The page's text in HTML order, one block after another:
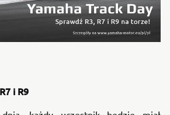
i R9